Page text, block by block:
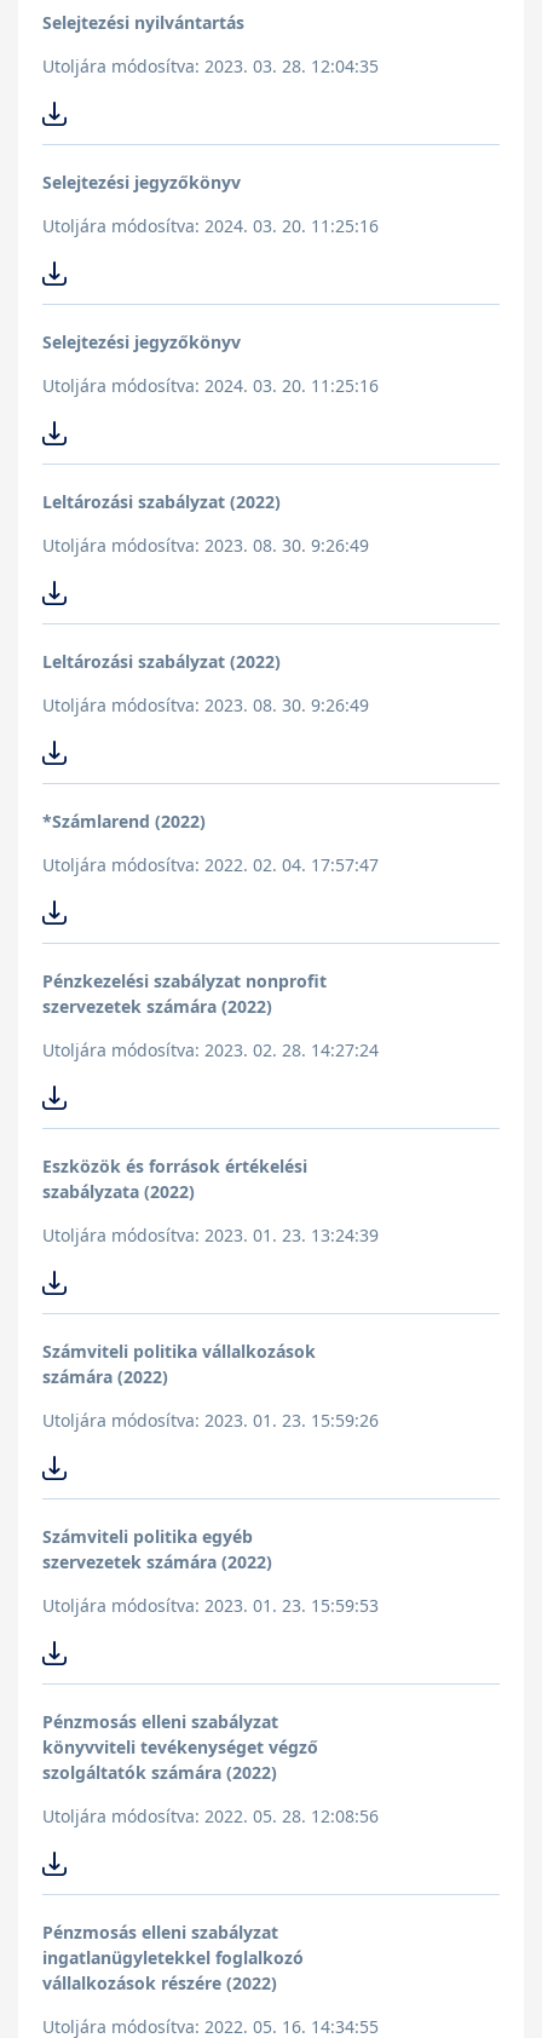
Selejtezési nyilvántartás
Utoljára módosítva: 2023. 03. 28. 12:04:35
Selejtezési jegyzőkönyv
Utoljára módosítva: 2024. 03. 20. 11:25:16
Selejtezési jegyzőkönyv
Utoljára módosítva: 2024. 03. 20. 11:25:16
Leltározási szabályzat (2022)
Utoljára módosítva: 2023. 08. 30. 9:26:49
Leltározási szabályzat (2022)
Utoljára módosítva: 2023. 08. 30. 9:26:49
*Számlarend (2022)
Utoljára módosítva: 2022. 02. 04. 17:57:47
Pénzkezelési szabályzat nonprofit
szervezetek számára (2022)
Utoljára módosítva: 2023. 02. 28. 14:27:24
Eszközök és források értékelési
szabályzata (2022)
Utoljára módosítva: 2023. 01. 23. 13:24:39
Számviteli politika vállalkozások
számára (2022)
Utoljára módosítva: 2023. 01. 23. 15:59:26
Számviteli politika egyéb
szervezetek számára (2022)
Utoljára módosítva: 2023. 01. 23. 15:59:53
Pénzmosás elleni szabályzat
könyvviteli tevékenységet végző
szolgáltatók számára (2022)
Utoljára módosítva: 2022. 05. 28. 12:08:56
Pénzmosás elleni szabályzat
ingatlanügyletekkel foglalkozó
vállalkozások részére (2022)
Utoljára módosítva: 2022. 05. 16. 14:34:55